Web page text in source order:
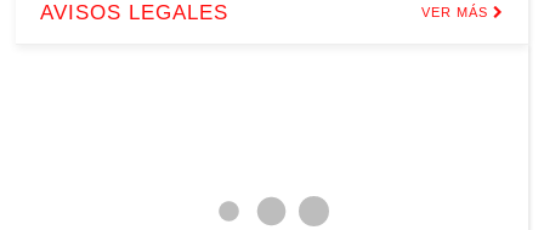
AVISOS LEGALES VER MÁS